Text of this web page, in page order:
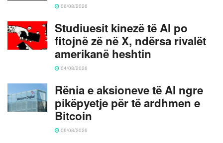
06/08/2026
Studiuesit kinezë të AI po
fitojnë zë në X, ndërsa rivalët
amerikanë heshtin
04/08/2026
Rënia e aksioneve të AI ngre
pikëpyetje për të ardhmen e
Bitcoin
06/08/2026